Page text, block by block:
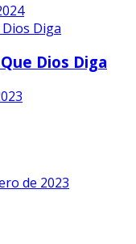
Dios Diga
de 2023